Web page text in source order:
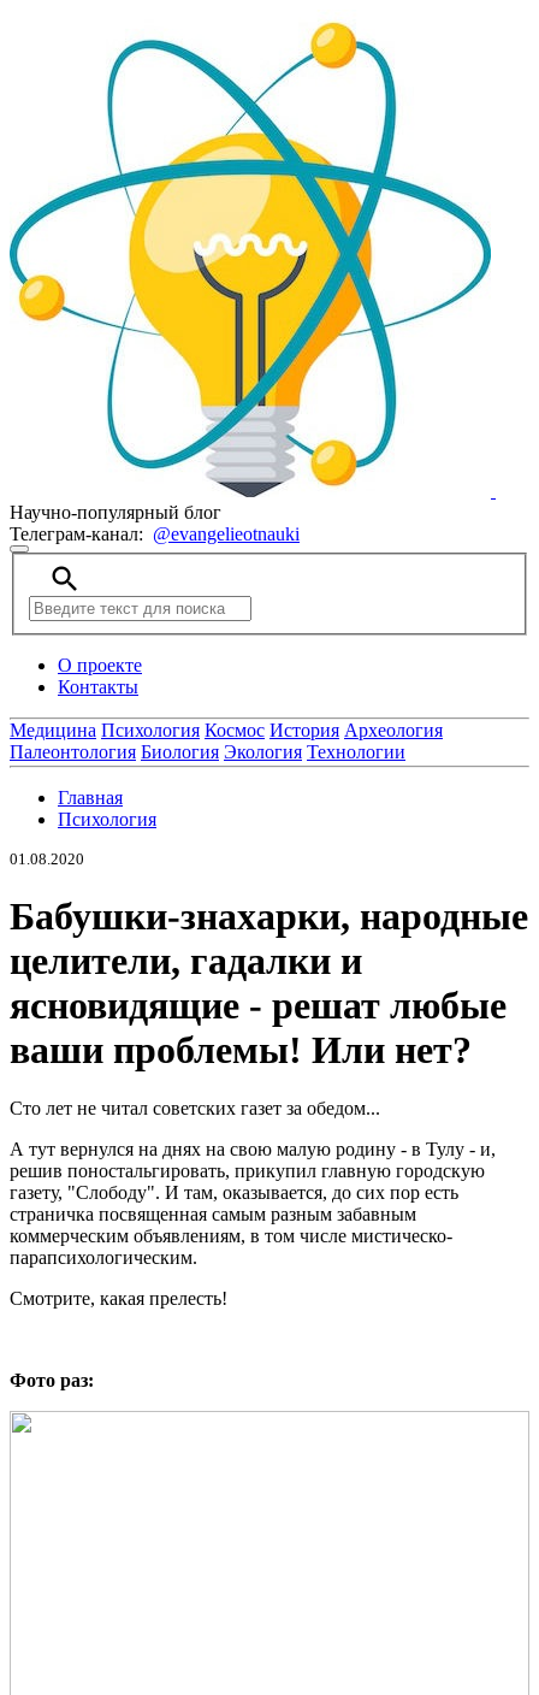
Научно-популярный блог
Телеграм-канал: @evangelieotnauki
search
О проекте
Контакты
Медицина Психология Космос История Археология
Палеонтология Биология Экология Технологии
Главная
Психология
01.08.2020
Бабушки-знахарки, народные
целители, гадалки и
ясновидящие - решат любые
ваши проблемы! Или нет?
Сто лет не читал советских газет за обедом...
А тут вернулся на днях на свою малую родину - в Тулу - и,
решив поностальгировать, прикупил главную городскую
газету, "Слободу". И там, оказывается, до сих пор есть
страничка посвященная самым разным забавным
коммерческим объявлениям, в том числе мистическо-
парапсихологическим.
Смотрите, какая прелесть!
Фото раз: